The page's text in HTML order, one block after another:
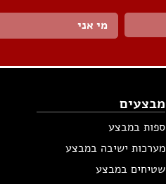
מי אני
מבצעים
ספות במבצע
מערכות ישיבה במבצע
שטיחים במבצע